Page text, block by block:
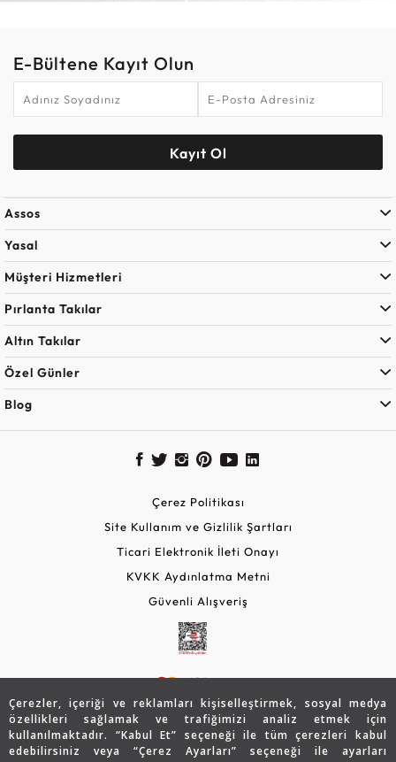
Çerezler, içeriği ve reklamları kişiselleştirmek, sosyal medya
özellikleri sağlamak ve trafiğimizi analiz etmek için
kullanılmaktadır. “Kabul Et” seçeneği ile tüm çerezleri kabul
edebilirsiniz veya “Çerez Ayarları” seçeneği ile ayarları
E-Bültene Kayıt Olun
Kayıt Ol
Assos
Yasal
Müşteri Hizmetleri
Pırlanta Takılar
Altın Takılar
Özel Günler
Blog
© 2026 Assos Diamond
Çerez Politikası
Site Kullanım ve Gizlilik Şartları
Ticari Elektronik İleti Onayı
KVKK Aydınlatma Metni
Güvenli Alışveriş